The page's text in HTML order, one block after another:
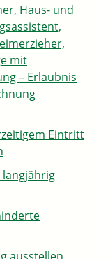
Haus- und
mit
– Erlaubnis
Eintritt